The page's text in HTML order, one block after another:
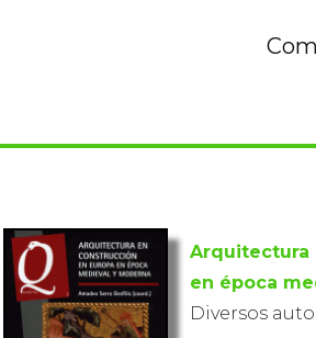
Arquitectura
en época
Diversos